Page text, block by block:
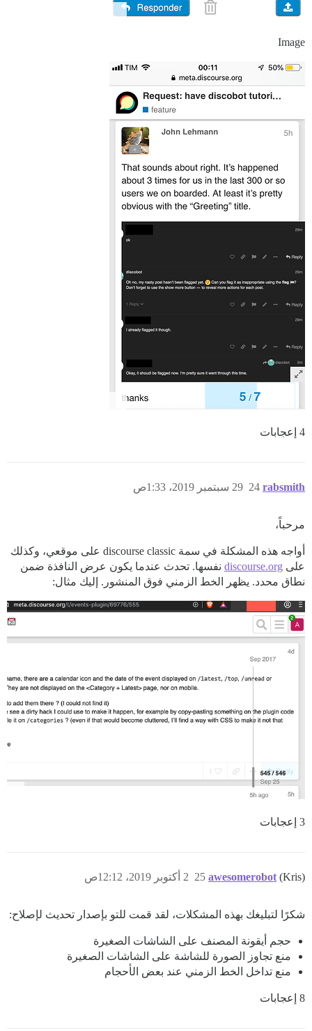
Image
4 إعجابات
rabsmith 29 سبتمبر 2019، 1:33ص 24
مرحباً،
أواجه هذه المشكلة في سمة discourse classic على موقعي، وكذلك
على discourse.org نفسها. تحدث عندما يكون عرض النافذة ضمن
نطاق محدد. يظهر الخط الزمني فوق المنشور. إليك مثال:
3 إعجابات
awesomerobot (Kris) 2 أكتوبر 2019، 12:12ص 25
شكرًا لتبليغك بهذه المشكلات، لقد قمت للتو بإصدار تحديث لإصلاح:
حجم أيقونة المصنف على الشاشات الصغيرة
منع تجاوز الصورة للشاشة على الشاشات الصغيرة
منع تداخل الخط الزمني عند بعض الأحجام
8 إعجابات